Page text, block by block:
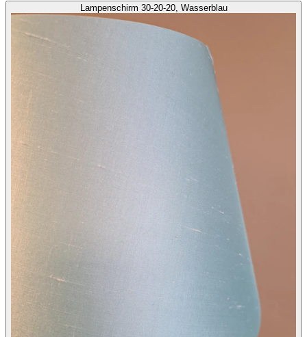
Lampenschirm 30-20-20, Wasserblau